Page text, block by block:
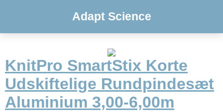
Adapt Science
KnitPro SmartStix Korte
Udskiftelige Rundpindesæt
Aluminium 3,00-6,00m